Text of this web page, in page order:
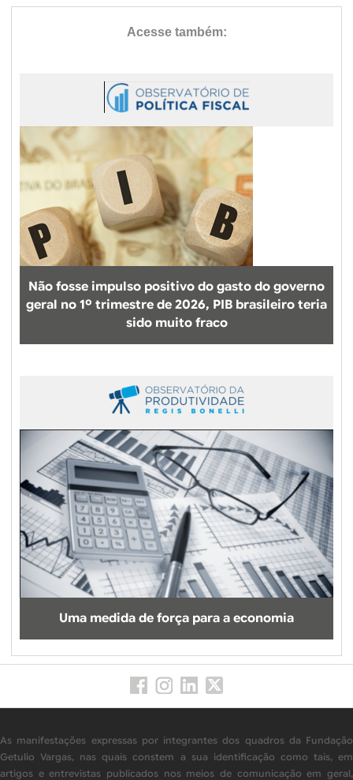
Não fosse impulso positivo do gasto do governo
geral no 1º trimestre de 2026, PIB brasileiro teria
sido muito fraco
Uma medida de força para a economia
As manifestações expressas por integrantes dos quadros da Fundação
Getulio Vargas, nas quais constem a sua identificação como tais, em
artigos e entrevistas publicados nos meios de comunicação em geral,